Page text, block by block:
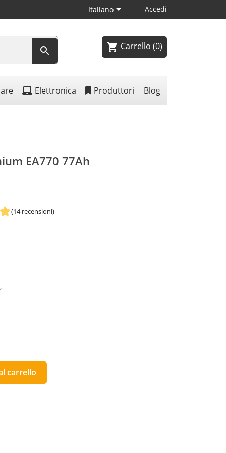
Italiano Accedi
 shopping_cart Carrello (0)
Elettronica Produttori Blog
EA770 77Ah
(14 recensioni)
carrello